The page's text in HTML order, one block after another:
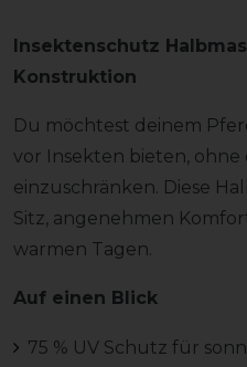
Insektenschutz
Konstruktion
Du möchtest deinem
vor Insekten bieten,
einzuschränken. Diese
Sitz, angenehmen
warmen Tagen.
Auf einen Blick
75 % UV Schutz für